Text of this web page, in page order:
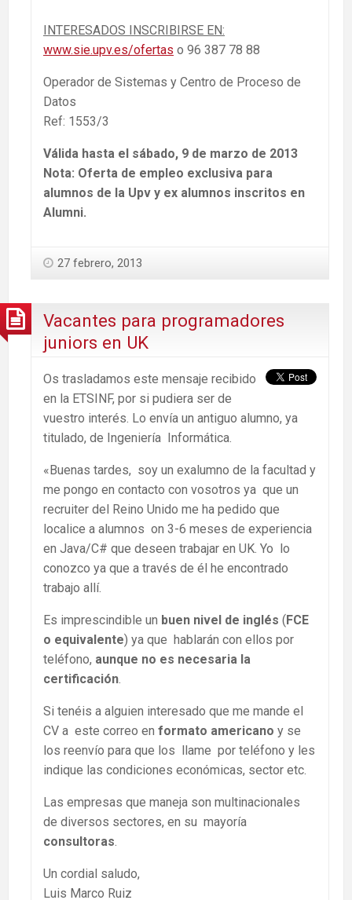
INTERESADOS INSCRIBIRSE EN:
www.sie.upv.es/ofertas o 96 387 78 88
Operador de Sistemas y Centro de Proceso de
Datos
Ref: 1553/3
Válida hasta el sábado, 9 de marzo de 2013
Nota: Oferta de empleo exclusiva para
alumnos de la Upv y ex alumnos inscritos en
Alumni.
27 febrero, 2013
Vacantes para programadores
juniors en UK
Os trasladamos este mensaje recibido
en la ETSINF, por si pudiera ser de
vuestro interés. Lo envía un antiguo alumno, ya
titulado, de Ingeniería Informática.
«Buenas tardes, soy un exalumno de la facultad y
me pongo en contacto con vosotros ya que un
recruiter del Reino Unido me ha pedido que
localice a alumnos on 3-6 meses de experiencia
en Java/C# que deseen trabajar en UK. Yo lo
conozco ya que a través de él he encontrado
trabajo allí.
Es imprescindible un buen nivel de inglés ( FCE
o equivalente) ya que hablarán con ellos por
teléfono, aunque no es necesaria la
certificación.
Si tenéis a alguien interesado que me mande el
CV a este correo en formato americano y se
los reenvío para que los llame por teléfono y les
indique las condiciones económicas, sector etc.
Las empresas que maneja son multinacionales
de diversos sectores, en su mayoría
consultoras.
Un cordial saludo,
Luis Marco Ruiz